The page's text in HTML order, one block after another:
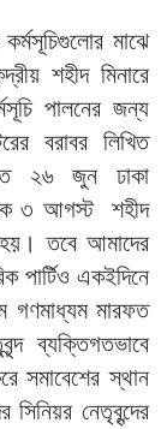
মাঝে
শহীদ মিনারে
পালনের জন্য
বরাবর লিখিত
২৬ জুন ঢাকা
৩ আগস্ট শহীদ
হয়। তবে আমাদের
পার্টিও একইদিনে
গণমাধ্যম মারফত
ব্যক্তিগতভাবে
সমাবেশের স্থান
নেতৃবৃন্দের